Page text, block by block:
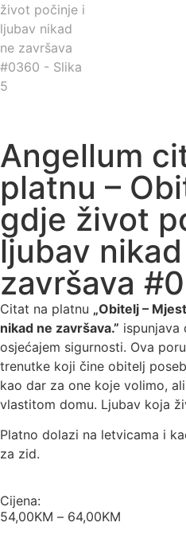
Angellum
platnu –
gdje život
ljubav
završava
Citat na platnu „Obitelj –
nikad ne završava.” ispunjava
osjećajem sigurnosti. Ova
trenutke koji čine obitelj
kao dar za one koje volimo,
vlastitom domu. Ljubav koja
Platno dolazi na letvicama i
za zid.
Cijena:
54,00KM – 64,00KM